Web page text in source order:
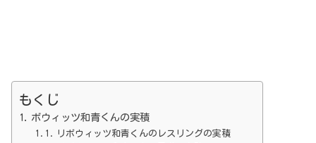
もくじ
ボウィッツ和青くんの実積
リボウィッツ和青くんのレスリングの実積